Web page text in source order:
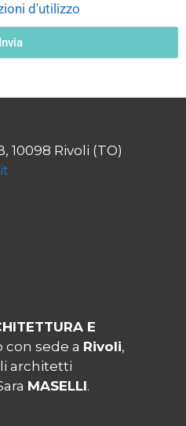
d'utilizzo
Invia
10098 Rivoli (TO)
E
con sede a Rivoli,
architetti
MASELLI.